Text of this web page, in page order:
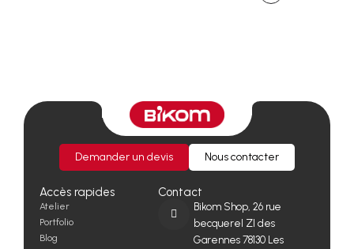
Demander un devis Nous contacter
Accès rapides
Atelier
Portfolio
Blog
Contact
Bikom Shop, 26 rue
becquerel ZI des
Garennes 78130 Les